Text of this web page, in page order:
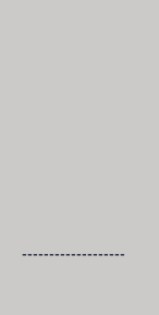
-------------------